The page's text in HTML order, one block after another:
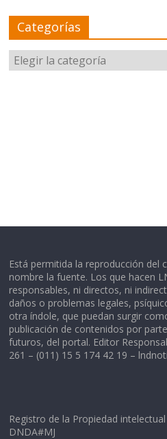
Categorías
Categorías
Está permitida la reproducción del
nombre la fuente. Los que hacen
responsables, ni directos, ni
daños o problemas legales,
otra índole, que puedan surgir
publicación de contenidos por
futuros, del portal. Editor
261 – (011) 15 5 174 42 19 –
Registro de la Propiedad
DNDA#MJ